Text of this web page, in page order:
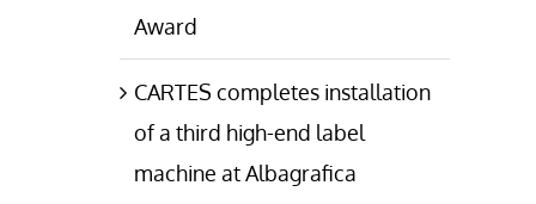
Award
CARTES completes installation
of a third high-end label
machine at Albagrafica